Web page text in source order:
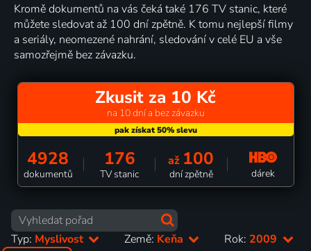
Kromě dokumentů na vás čeká také 176 TV stanic, které
můžete sledovat až 100 dní zpětně. K tomu nejlepší filmy
a seriály, neomezené nahrání, sledování v celé EU a vše
samozřejmě bez závazku.
Zkusit za 10 Kč
na 10 dní a bez závazku
4928
dokumentů
176
TV stanic
až 100
dní zpětně dárek
Typ: Myslivost Země: Keňa Rok: 2009